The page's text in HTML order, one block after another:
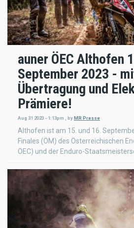
auner ÖEC Althofen
September 2023 -
Übertragung und
Prämiere!
Aug 31 2023 - 1:13pm byMR Presse
Althofen ist am 15. und 16.
Finales (ÖM) des Österreichischen
ÖEC) und der Enduro-